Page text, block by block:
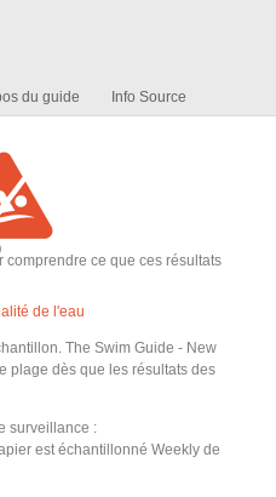
du guide Info Source
ce que ces résultats
de l'eau
The Swim Guide - New
plage dès que les résultats des
surveillance :
est échantillonné Weekly de